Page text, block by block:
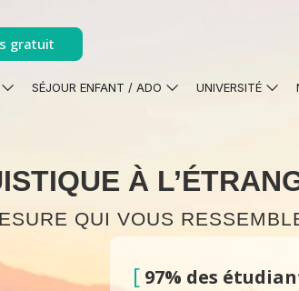
gratuit
SÉJOUR ENFANT / ADO UNIVERSITÉ
À
QUI VOUS
[ 97% des